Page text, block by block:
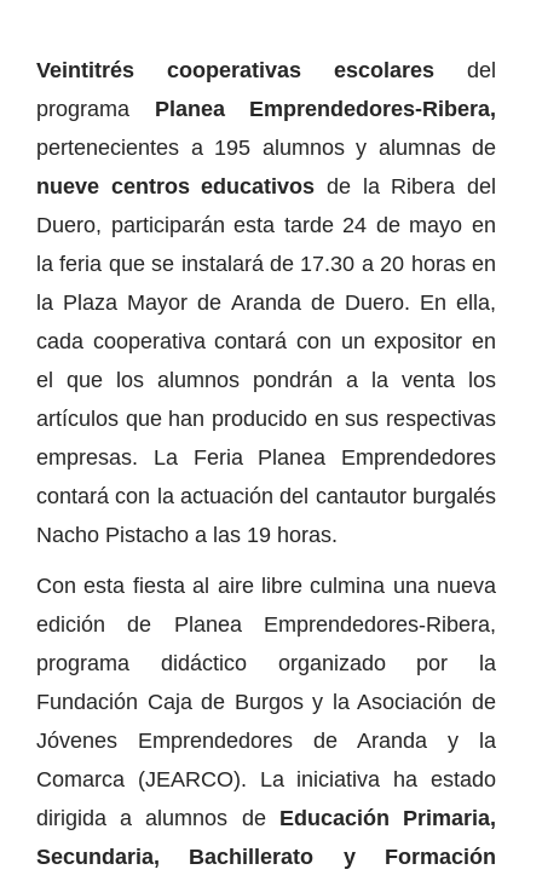
Veintitrés cooperativas escolares del
programa Planea Emprendedores-Ribera,
pertenecientes a 195 alumnos y alumnas de
nueve centros educativos de la Ribera del
Duero, participarán esta tarde 24 de mayo en
la feria que se instalará de 17.30 a 20 horas en
la Plaza Mayor de Aranda de Duero. En ella,
cada cooperativa contará con un expositor en
el que los alumnos pondrán a la venta los
artículos que han producido en sus respectivas
empresas. La Feria Planea Emprendedores
contará con la actuación del cantautor burgalés
Nacho Pistacho a las 19 horas.
Con esta fiesta al aire libre culmina una nueva
edición de Planea Emprendedores-Ribera,
programa didáctico organizado por la
Fundación Caja de Burgos y la Asociación de
Jóvenes Emprendedores de Aranda y la
Comarca (JEARCO). La iniciativa ha estado
dirigida a alumnos de Educación Primaria,
Secundaria, Bachillerato y Formación